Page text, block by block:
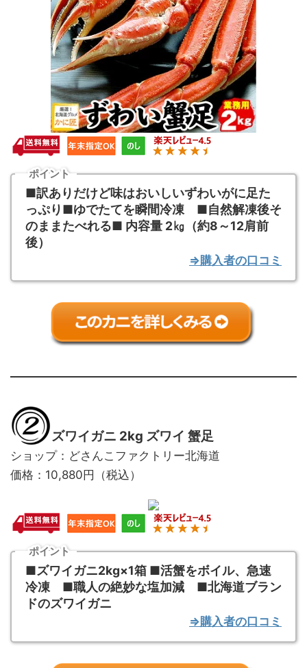
ポイント
■訳ありだけど味はおいしいずわいがに足た
っぷり■ゆでたてを瞬間冷凍 ■自然解凍後そ
のままたべれる■ 内容量 2㎏（約8～12肩前
後）
⇒購入者の口コミ
ズワイガニ 2kg ズワイ 蟹足
ショップ：どさんこファクトリー北海道
価格：10,880円（税込）
ポイント
■ズワイガニ2kg×1箱 ■活蟹をボイル、急速
冷凍 ■職人の絶妙な塩加減 ■北海道ブラン
ドのズワイガニ
⇒購入者の口コミ